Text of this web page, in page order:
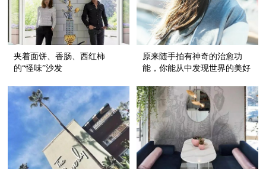
夹着面饼、香肠、西红柿
的“怪味”沙发
原来随手拍有神奇的治愈功
能，你能从中发现世界的美好